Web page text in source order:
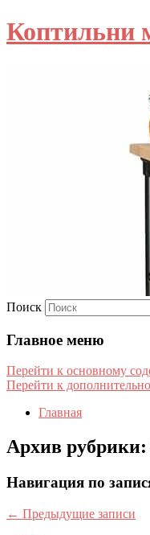
Коптильни
Поиск
Главное меню
Перейти к основному
Перейти к
Главная
Архив рубрики:
Навигация по
← Предыдущие записи